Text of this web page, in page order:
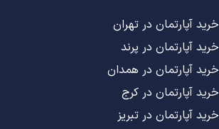
خرید آپارتمان در تهران
خرید آپارتمان در پرند
خرید آپارتمان در همدان
خرید آپارتمان در کرج
خرید آپارتمان در تبریز